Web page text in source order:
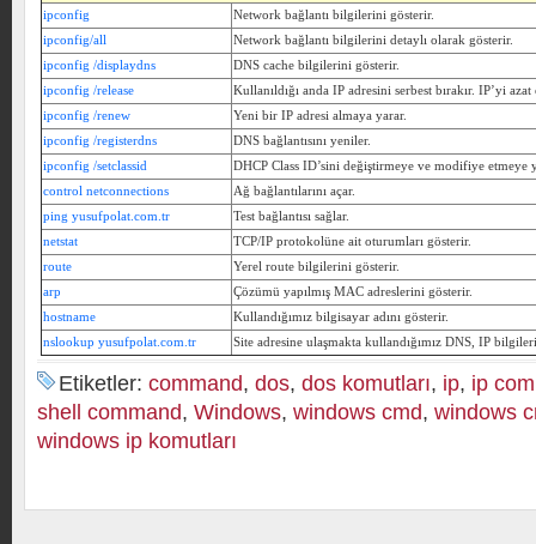
ipconfig
Network bağlantı bilgilerini gösterir.
ipconfig/all
Network bağlantı bilgilerini detaylı olarak gösterir.
ipconfig /displaydns
DNS cache bilgilerini gösterir.
ipconfig /release
Kullanıldığı anda IP adresini serbest bırakır. IP’yi azat
ipconfig /renew
Yeni bir IP adresi almaya yarar.
ipconfig /registerdns
DNS bağlantısını yeniler.
ipconfig /setclassid
DHCP Class ID’sini değiştirmeye ve modifiye etmeye
control netconnections
Ağ bağlantılarını açar.
ping yusufpolat.com.tr
Test bağlantısı sağlar.
netstat
TCP/IP protokolüne ait oturumları gösterir.
route
Yerel route bilgilerini gösterir.
arp
Çözümü yapılmış MAC adreslerini gösterir.
hostname
Kullandığımız bilgisayar adını gösterir.
nslookup yusufpolat.com.tr
Site adresine ulaşmakta kullandığımız DNS, IP
Etiketler: command, dos, dos komutları, ip, ip
shell command, Windows, windows cmd, windows
windows ip komutları